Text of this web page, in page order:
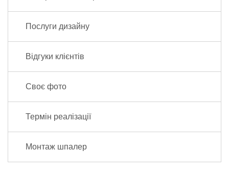
Послуги дизайну
Відгуки клієнтів
Своє фото
Термін реалізації
Монтаж шпалер